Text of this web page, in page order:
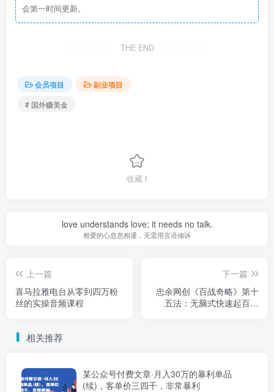
会第一时间更新。
THE END
会员项目
副业项目
# 国外赚美金
收藏 1
love understands love; it needs no talk.
相爱的心息息相通，无需用言语倾诉
上一篇
喜马拉雅电台从零到四万粉
丝的实操音频课程
下一篇
忠余网创《百战奇略》第十
五法：无脑式快速起百家
相关推荐
某公众号付费文章·月入30万的暴利单品
(续)，客单价三四千，非常暴利